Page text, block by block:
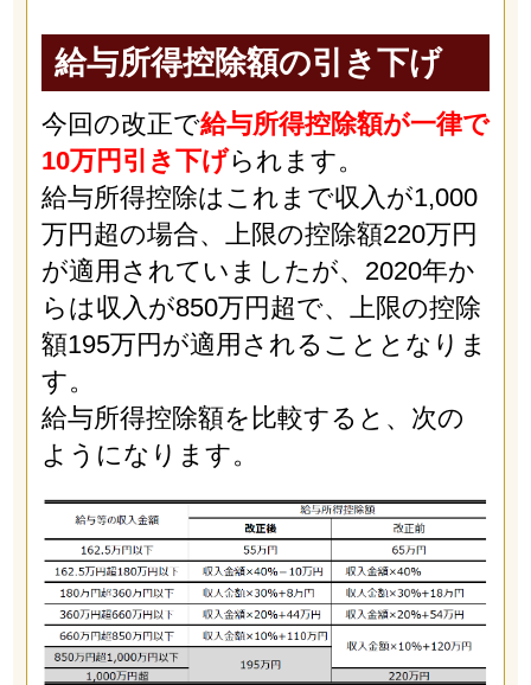
給与所得控除額の引き下げ
今回の改正で給与所得控除額が一律で
10万円引き下げられます。
給与所得控除はこれまで収入が1,000
万円超の場合、上限の控除額220万円
が適用されていましたが、2020年か
らは収入が850万円超で、上限の控除
額195万円が適用されることとなりま
す。
給与所得控除額を比較すると、次の
ようになります。